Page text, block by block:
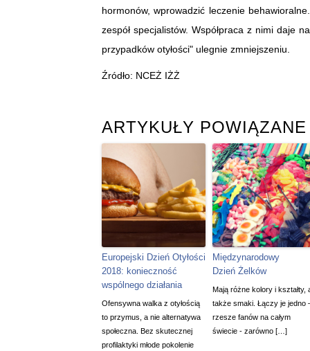
hormonów, wprowadzić leczenie
zespół specjalistów. Współpraca z nimi daje
przypadków otyłości" ulegnie zmniejszeniu.
Źródło: NCEŻ IŻŻ
ARTYKUŁY POWIĄZANE
Europejski Dzień Otyłości
2018: konieczność
wspólnego działania
Ofensywna walka z otyłością
to przymus, a nie alternatywa
społeczna. Bez skutecznej
profilaktyki młode pokolenie
Międzynarodowy
Dzień Żelków
Mają różne kolory i kształty,
także smaki. Łączy je jedno
rzesze fanów na całym
świecie - zarówno […]